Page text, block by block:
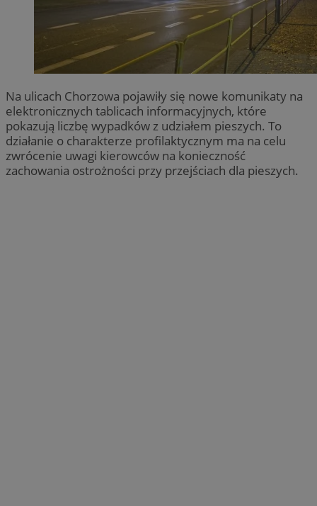
Na ulicach Chorzowa pojawiły się nowe komunikaty na
elektronicznych tablicach informacyjnych, które
pokazują liczbę wypadków z udziałem pieszych. To
działanie o charakterze profilaktycznym ma na celu
zwrócenie uwagi kierowców na konieczność
zachowania ostrożności przy przejściach dla pieszych.